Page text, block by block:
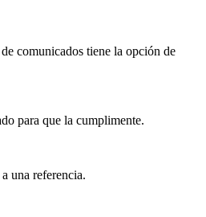
comunicados tiene la opción de
para que la cumplimente.
una referencia.